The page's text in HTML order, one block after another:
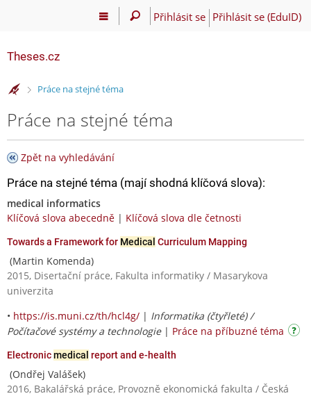
Přihlásit se Přihlásit se (EduID)
Theses.cz
>Práce na stejné téma
Práce na stejné téma
Zpět na vyhledávání
Práce na stejné téma (mají shodná klíčová slova):
medical informatics
Klíčová slova abecedně | Klíčová slova dle četnosti
Towards a Framework for Medical Curriculum Mapping
(Martin Komenda)
2015, Disertační práce, Fakulta informatiky / Masarykova
univerzita
• https://is.muni.cz/th/hcl4g/ | Informatika (čtyřleté) /
Počítačové systémy a technologie| Práce na příbuzné téma
Electronicmedical report and e-health
(Ondřej Valášek)
2016, Bakalářská práce, Provozně ekonomická fakulta / Česká